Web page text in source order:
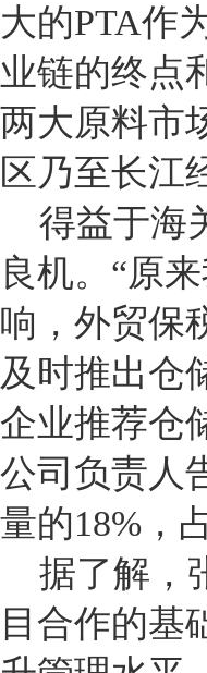
大的PTA作
业链的终点
两大原料市
区乃至长江
得益于海
良机。“原
响，外贸保
及时推出仓
企业推荐仓
公司负责人
量的18%，
据了解，
目合作的基